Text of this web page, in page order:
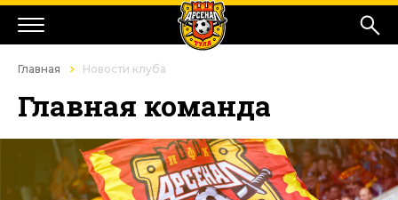
Главная Новости клуба
Главная команда